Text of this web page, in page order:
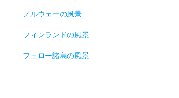
ノルウェーの風景
フィンランドの風景
フェロー諸島の風景